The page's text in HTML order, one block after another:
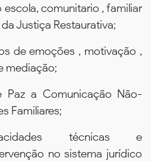
comunitario , familiar
Justiça Restaurativa;
de emoções , motivação ,
mediação;
Paz a Comunicação Não-
Familiares;
técnicas e
no sistema jurídico